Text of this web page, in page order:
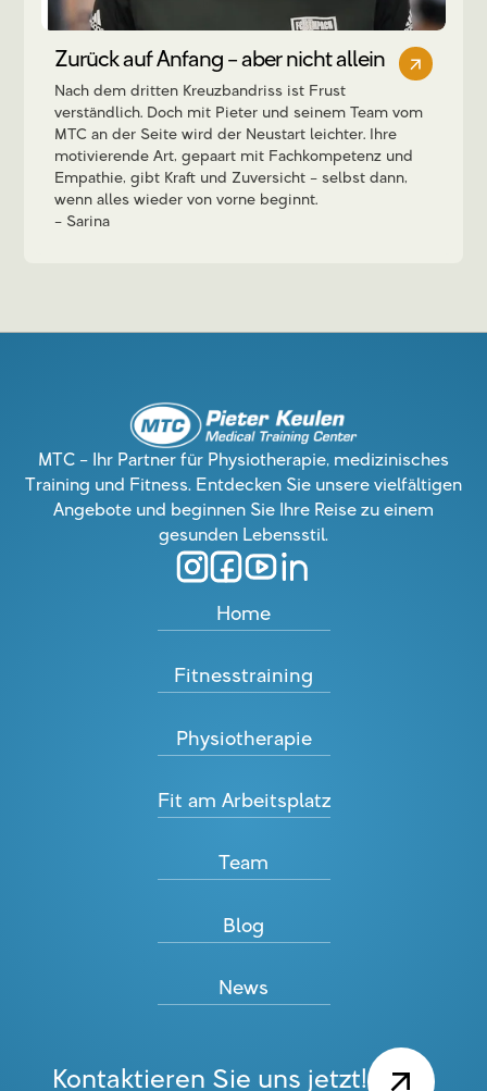
Zurück auf Anfang – aber nicht allein
Nach dem dritten Kreuzbandriss ist Frust
verständlich. Doch mit Pieter und seinem Team vom
MTC an der Seite wird der Neustart leichter. Ihre
motivierende Art, gepaart mit Fachkompetenz und
Empathie, gibt Kraft und Zuversicht – selbst dann,
wenn alles wieder von vorne beginnt.
Sarina
MTC – Ihr Partner für Physiotherapie, medizinisches
Training und Fitness. Entdecken Sie unsere vielfältigen
Angebote und beginnen Sie Ihre Reise zu einem
gesunden Lebensstil.
Home
Fitnesstraining
Physiotherapie
Fit am Arbeitsplatz
Team
Blog
News
Kontaktieren Sie uns jetzt!